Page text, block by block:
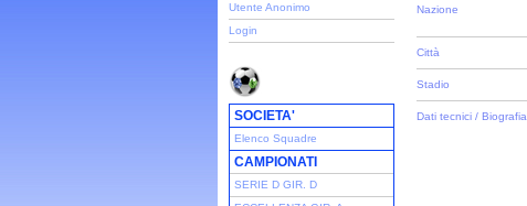
Utente Anonimo
Login
SOCIETA'
Elenco Squadre
CAMPIONATI
SERIE D GIR. D
Nazione
Città
Stadio
Dati tecnici / Biografia